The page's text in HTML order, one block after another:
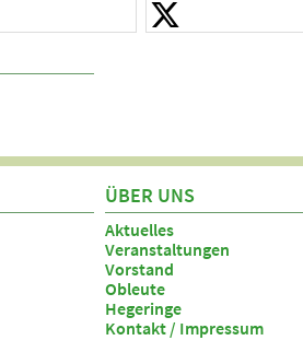
ÜBER UNS
Aktuelles
Veranstaltungen
Vorstand
Obleute
Hegeringe
Kontakt / Impressum